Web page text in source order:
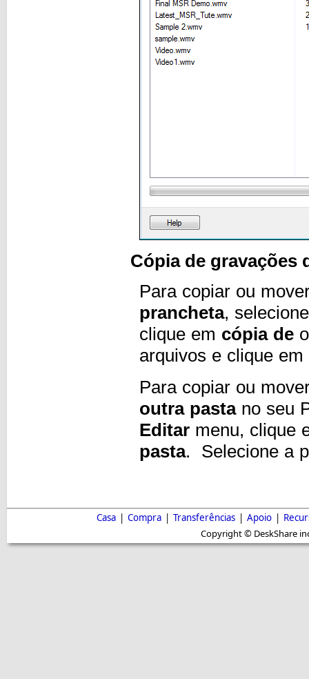
Cópia de gravações
Para copiar ou
prancheta,
clique em cópia de
arquivos e clique
Para copiar ou
outra pastano seu
Editar menu, clique
pasta. Selecione a
Casa | Compra | Transferências | Apoio |
Copyright © DeskShare